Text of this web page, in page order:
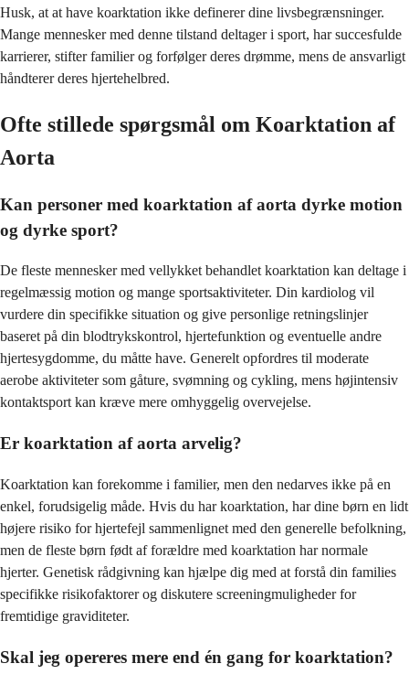
Husk, at at have koarktation ikke definerer dine livsbegrænsninger.
Mange mennesker med denne tilstand deltager i sport, har succesfulde
karrierer, stifter familier og forfølger deres drømme, mens de ansvarligt
håndterer deres hjertehelbred.
Ofte stillede spørgsmål om Koarktation af
Aorta
Kan personer med koarktation af aorta dyrke motion
og dyrke sport?
De fleste mennesker med vellykket behandlet koarktation kan deltage i
regelmæssig motion og mange sportsaktiviteter. Din kardiolog vil
vurdere din specifikke situation og give personlige retningslinjer
baseret på din blodtrykskontrol, hjertefunktion og eventuelle andre
hjertesygdomme, du måtte have. Generelt opfordres til moderate
aerobe aktiviteter som gåture, svømning og cykling, mens højintensiv
kontaktsport kan kræve mere omhyggelig overvejelse.
Er koarktation af aorta arvelig?
Koarktation kan forekomme i familier, men den nedarves ikke på en
enkel, forudsigelig måde. Hvis du har koarktation, har dine børn en lidt
højere risiko for hjertefejl sammenlignet med den generelle befolkning,
men de fleste børn født af forældre med koarktation har normale
hjerter. Genetisk rådgivning kan hjælpe dig med at forstå din families
specifikke risikofaktorer og diskutere screeningmuligheder for
fremtidige graviditeter.
Skal jeg opereres mere end én gang for koarktation?